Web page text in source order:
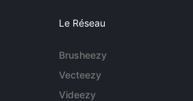
Le Réseau
Brusheezy
Vecteezy
Videezy